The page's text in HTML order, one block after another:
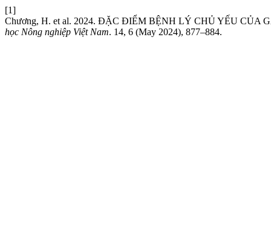
[1]
Chương, H. et al. 2024. ĐẶC ĐIỂM BỆNH LÝ CHỦ YẾU
học Nông nghiệp Việt Nam. 14, 6 (May 2024), 877–884.